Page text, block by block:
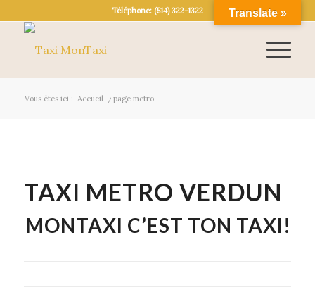
Téléphone: (514) 322-1322
Vous êtes ici : Accueil / page metro
TAXI METRO VERDUN
MONTAXI C’EST TON TAXI!
Translate »